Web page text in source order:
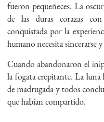
fueron pequeñeces. La
de las duras corazas
conquistada por la
humano necesita sincerarse
Cuando abandonaron el
la fogata crepitante. La luna
de madrugada y todos
que habían compartido.